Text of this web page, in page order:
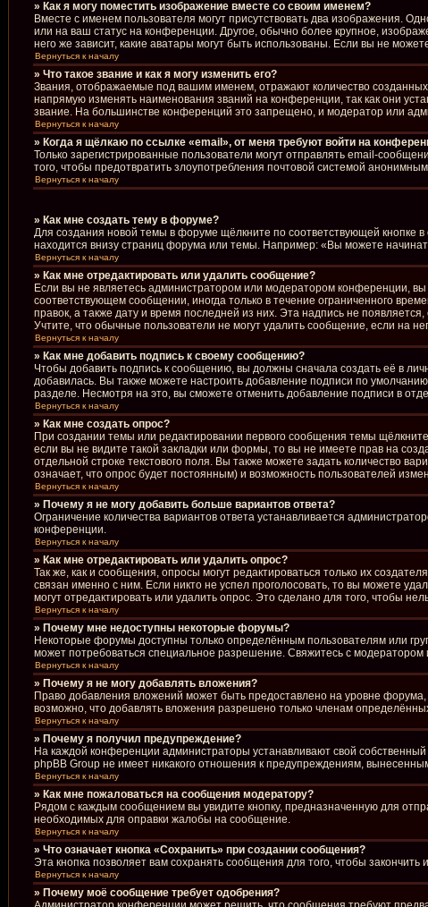
» Как я могу поместить изображение вместе со своим именем?
Вместе с именем пользователя могут присутствовать два изображения.
или на ваш статус на конференции. Другое, обычно более крупное,
него же зависит, какие аватары могут быть использованы. Если вы не
Вернуться к началу
» Что такое звание и как я могу изменить его?
Звания, отображаемые под вашим именем, отражают количество
напрямую изменять наименования званий на конференции, так как они
звание. На большинстве конференций это запрещено, и модератор или
Вернуться к началу
» Когда я щёлкаю по ссылке «email», от меня требуют войти на
Только зарегистрированные пользователи могут отправлять email-
того, чтобы предотвратить злоупотребления почтовой системой
Вернуться к началу
» Как мне создать тему в форуме?
Для создания новой темы в форуме щёлкните по соответствующей кнопке
находится внизу страниц форума или темы. Например: «Вы можете
Вернуться к началу
» Как мне отредактировать или удалить сообщение?
Если вы не являетесь администратором или модератором конференции,
соответствующем сообщении, иногда только в течение ограниченного
правок, а также дату и время последней из них. Эта надпись не
Учтите, что обычные пользователи не могут удалить сообщение, если на
Вернуться к началу
» Как мне добавить подпись к своему сообщению?
Чтобы добавить подпись к сообщению, вы должны сначала создать её в
добавилась. Вы также можете настроить добавление подписи по
разделе. Несмотря на это, вы сможете отменить добавление подписи в
Вернуться к началу
» Как мне создать опрос?
При создании темы или редактировании первого сообщения темы
если вы не видите такой закладки или формы, то вы не имеете прав на
отдельной строке текстового поля. Вы также можете задать количество
означает, что опрос будет постоянным) и возможность пользователей
Вернуться к началу
» Почему я не могу добавить больше вариантов ответа?
Ограничение количества вариантов ответа устанавливается
конференции.
Вернуться к началу
» Как мне отредактировать или удалить опрос?
Так же, как и сообщения, опросы могут редактироваться только их
связан именно с ним. Если никто не успел проголосовать, то вы можете
могут отредактировать или удалить опрос. Это сделано для того, чтобы
Вернуться к началу
» Почему мне недоступны некоторые форумы?
Некоторые форумы доступны только определённым пользователям или
может потребоваться специальное разрешение. Свяжитесь с
Вернуться к началу
» Почему я не могу добавлять вложения?
Право добавления вложений может быть предоставлено на уровне
возможно, что добавлять вложения разрешено только членам
Вернуться к началу
» Почему я получил предупреждение?
На каждой конференции администраторы устанавливают свой
phpBB Group не имеет никакого отношения к предупреждениям,
Вернуться к началу
» Как мне пожаловаться на сообщения модератору?
Рядом с каждым сообщением вы увидите кнопку, предназначенную для
необходимых для оправки жалобы на сообщение.
Вернуться к началу
» Что означает кнопка «Сохранить» при создании сообщения?
Эта кнопка позволяет вам сохранять сообщения для того, чтобы
Вернуться к началу
» Почему моё сообщение требует одобрения?